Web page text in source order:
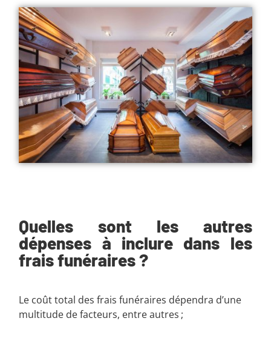
Quelles sont les autres
dépenses à inclure dans les
frais funéraires ?
Le coût total des frais funéraires dépendra d’une
multitude de facteurs, entre autres ;